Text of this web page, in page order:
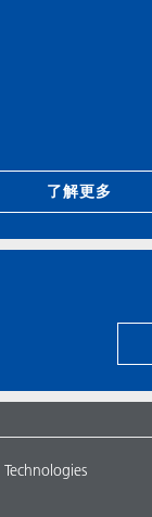
了解更多
Technologies